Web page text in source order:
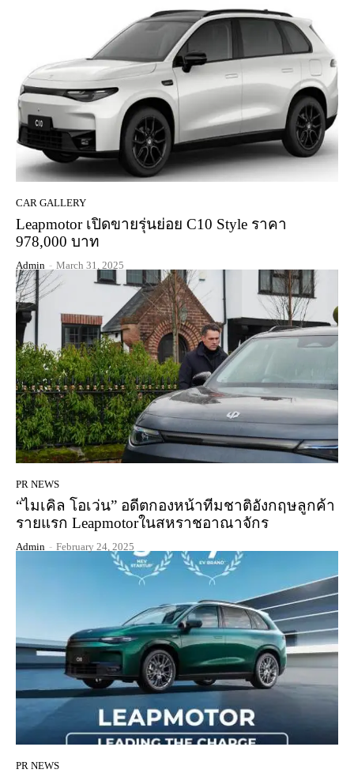
CAR GALLERY
Leapmotor เปิดขายรุ่นย่อย C10 Style ราคา
978,000 บาท
Admin - March 31, 2025
PR NEWS
“ไมเคิล โอเว่น” อดีตกองหน้าทีมชาติอังกฤษลูกค้า
รายแรก Leapmotorในสหราชอาณาจักร
Admin - February 24, 2025
PR NEWS